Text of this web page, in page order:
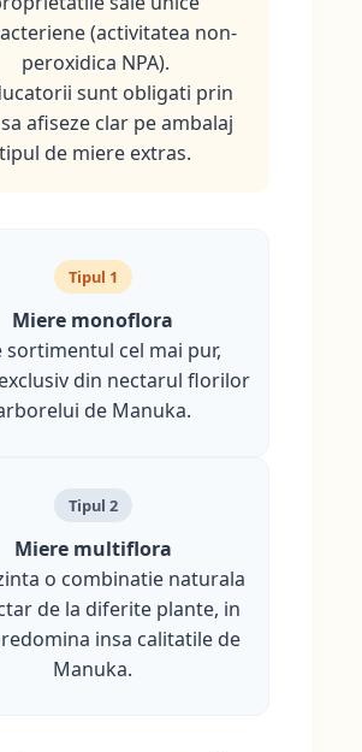
(activitatea non-
peroxidica NPA).
sunt obligati prin
afiseze clar pe ambalaj
tipul de miere extras.
Tipul 1
Miere monoflora
sortimentul cel mai pur,
din nectarul florilor
de Manuka.
Tipul 2
Miere multiflora
o combinatie naturala
de la diferite plante, in
insa calitatile de
Manuka.